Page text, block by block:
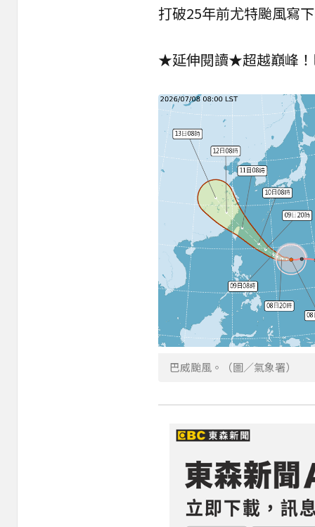
打破25年前尤特颱風寫
★延伸閱讀★超越巔峰
巴威颱風。（圖／氣象署）